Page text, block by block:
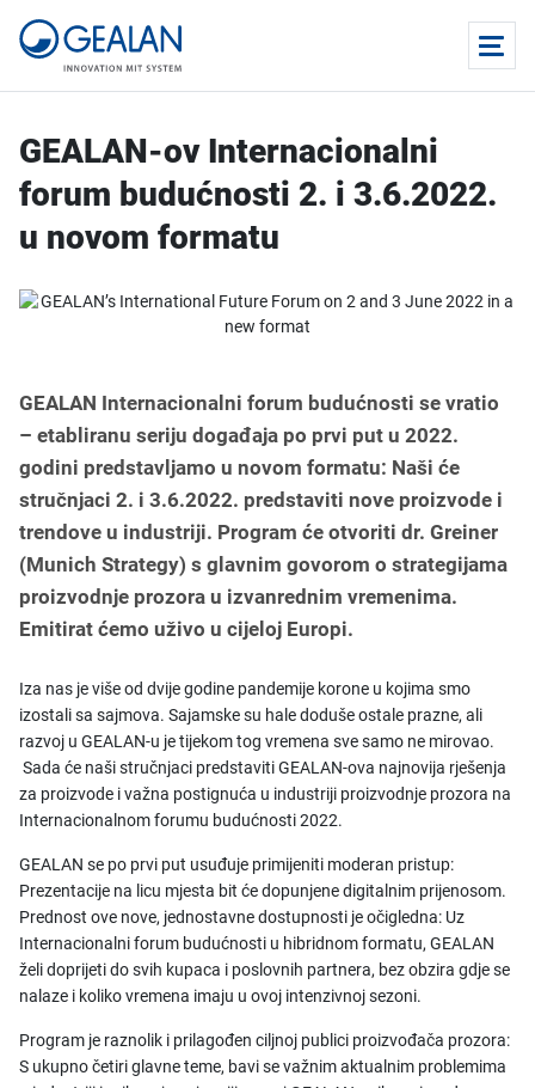
GEALAN-ov Internacionalni
forum budućnosti 2. i 3.6.2022.
u novom formatu
GEALAN Internacionalni forum budućnosti se vratio
– etabliranu seriju događaja po prvi put u 2022.
godini predstavljamo u novom formatu: Naši će
stručnjaci 2. i 3.6.2022. predstaviti nove proizvode i
trendove u industriji. Program će otvoriti dr. Greiner
(Munich Strategy) s glavnim govorom o strategijama
proizvodnje prozora u izvanrednim vremenima.
Emitirat ćemo uživo u cijeloj Europi.
Iza nas je više od dvije godine pandemije korone u kojima smo
izostali sa sajmova. Sajamske su hale doduše ostale prazne, ali
razvoj u GEALAN-u je tijekom tog vremena sve samo ne mirovao.
Sada će naši stručnjaci predstaviti GEALAN-ova najnovija rješenja
za proizvode i važna postignuća u industriji proizvodnje prozora na
Internacionalnom forumu budućnosti 2022.
GEALAN se po prvi put usuđuje primijeniti moderan pristup:
Prezentacije na licu mjesta bit će dopunjene digitalnim prijenosom.
Prednost ove nove, jednostavne dostupnosti je očigledna: Uz
Internacionalni forum budućnosti u hibridnom formatu, GEALAN
želi doprijeti do svih kupaca i poslovnih partnera, bez obzira gdje se
nalaze i koliko vremena imaju u ovoj intenzivnoj sezoni.
Program je raznolik i prilagođen ciljnoj publici proizvođača prozora:
S ukupno četiri glavne teme, bavi se važnim aktualnim problemima